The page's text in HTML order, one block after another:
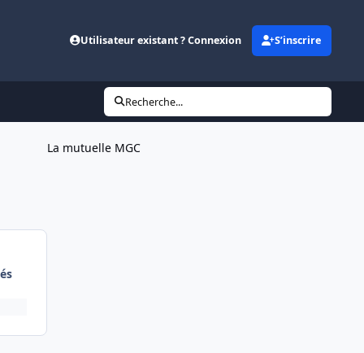
Utilisateur existant ? Connexion S’inscrire
Recherche...
La mutuelle MGC